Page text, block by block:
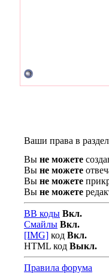
Ваши права в
Вы не можете
Вы не можете
Вы не можете
Вы не можете
BB коды Вкл.
Смайлы Вкл.
[IMG] код Вкл.
HTML код Выкл.
Правила форума